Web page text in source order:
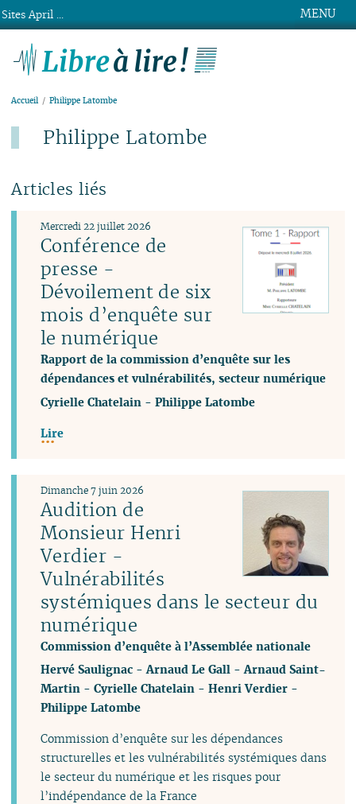
MENU
Accueil Philippe Latombe
Philippe Latombe
Articles liés
Conférence de
presse -
Dévoilement de six
mois d’enquête sur
le numérique
Rapport de la commission d’enquête sur les
dépendances et vulnérabilités, secteur numérique
Mercredi 22 juillet 2026
Cyrielle Chatelain -Philippe Latombe
Lire
Audition de
Monsieur Henri
Verdier -
Vulnérabilités
systémiques dans le secteur du
numérique
Commission d’enquête à l’Assemblée nationale
Dimanche 7 juin 2026
Hervé Saulignac -Arnaud Le Gall -Arnaud Saint-
Martin -Cyrielle Chatelain -Henri Verdier -
Philippe Latombe
Commission d’enquête sur les dépendances
structurelles et les vulnérabilités systémiques dans
le secteur du numérique et les risques pour
l’indépendance de la France
Sites April ...